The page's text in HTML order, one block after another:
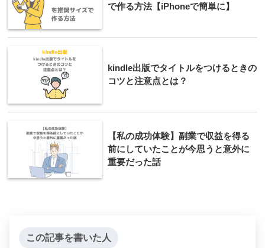
で作る方法【iPhoneで簡単に】
kindle出版でタイトルをつけるときの
コツと注意点とは？
【私の成功体験】副業で収益を得る
前にしていたことが今思うと意外に
重要だった話
この記事を書いた人